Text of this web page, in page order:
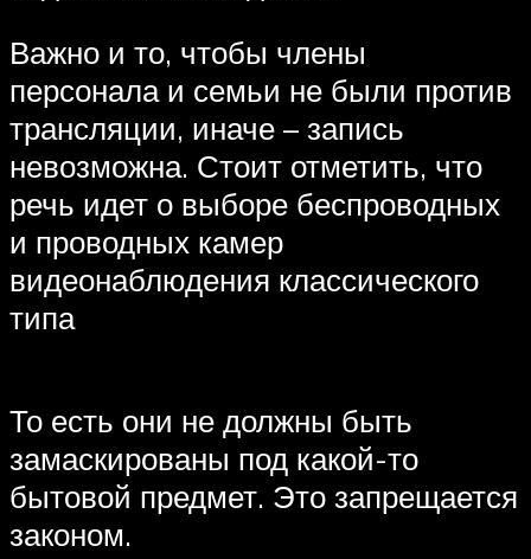
Важно и то, чтобы члены
персонала и семьи не были против
трансляции, иначе – запись
невозможна. Стоит отметить, что
речь идет о выборе беспроводных
и проводных камер
видеонаблюдения классического
типа
То есть они не должны быть
замаскированы под какой-то
бытовой предмет. Это запрещается
законом.